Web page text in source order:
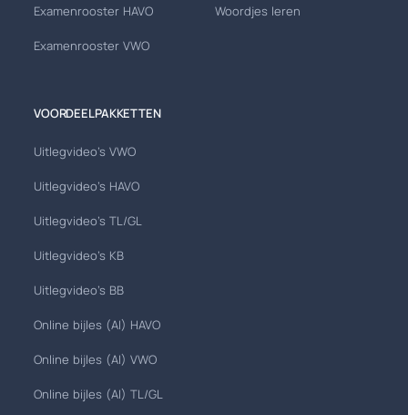
Examenrooster HAVO
Examenrooster VWO
Woordjes leren
VOORDEELPAKKETTEN
Uitlegvideo's VWO
Uitlegvideo's HAVO
Uitlegvideo's TL/GL
Uitlegvideo's KB
Uitlegvideo's BB
Online bijles (AI) HAVO
Online bijles (AI) VWO
Online bijles (AI) TL/GL